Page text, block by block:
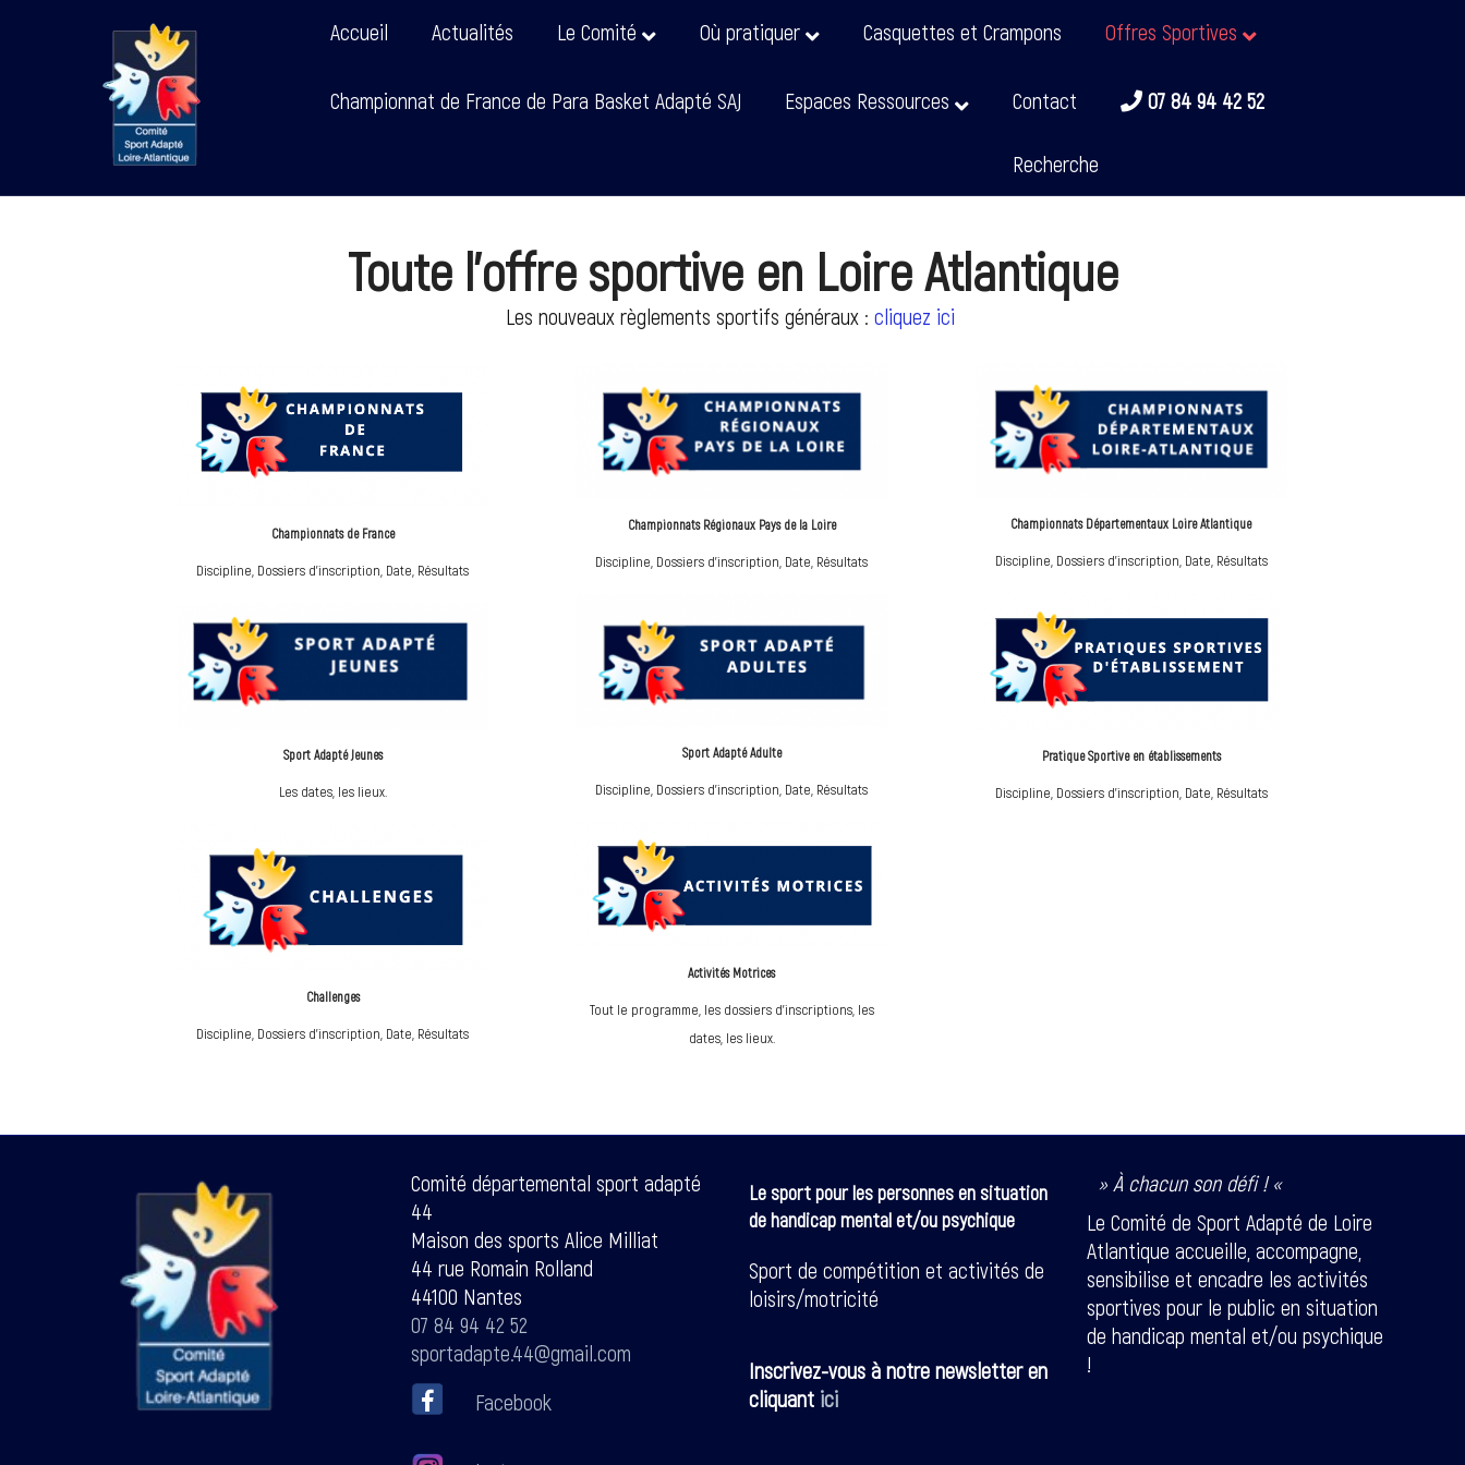
Accueil Actualités Le Comité Où pratiquer Casquettes et Crampons Offres Sportives
Championnat de France de Para Basket Adapté SAJ Espaces Ressources Contact 07 84 94 42 52
Recherche
Toute l'offre sportive en Loire Atlantique
Les nouveaux règlements sportifs généraux : cliquez ici
Championnats de France
Discipline, Dossiers d'inscription, Date, Résultats
Sport Adapté Jeunes
Les dates, les lieux.
Challenges
Discipline, Dossiers d'inscription, Date, Résultats
Championnats Régionaux Pays de la Loire
Discipline, Dossiers d'inscription, Date, Résultats
Sport Adapté Adulte
Discipline, Dossiers d'inscription, Date, Résultats
Activités Motrices
Tout le programme, les dossiers d'inscriptions, les
dates, les lieux.
Championnats Départementaux Loire Atlantique
Discipline, Dossiers d'inscription, Date, Résultats
Pratique Sportive en établissements
Discipline, Dossiers d'inscription, Date, Résultats
Comité départemental sport adapté
44
Maison des sports Alice Milliat
44 rue Romain Rolland
44100 Nantes
07 84 94 42 52
sportadapte.44@gmail.com
Facebook
Le sport pour les personnes en situation
de handicap mental et/ou psychique
Sport de compétition et activités de
loisirs/motricité
Inscrivez-vous à notre newsletter en
cliquant ici
» À chacun son défi ! «
Le Comité de Sport Adapté de Loire
Atlantique accueille, accompagne,
sensibilise et encadre les activités
sportives pour le public en situation
de handicap mental et/ou psychique
!